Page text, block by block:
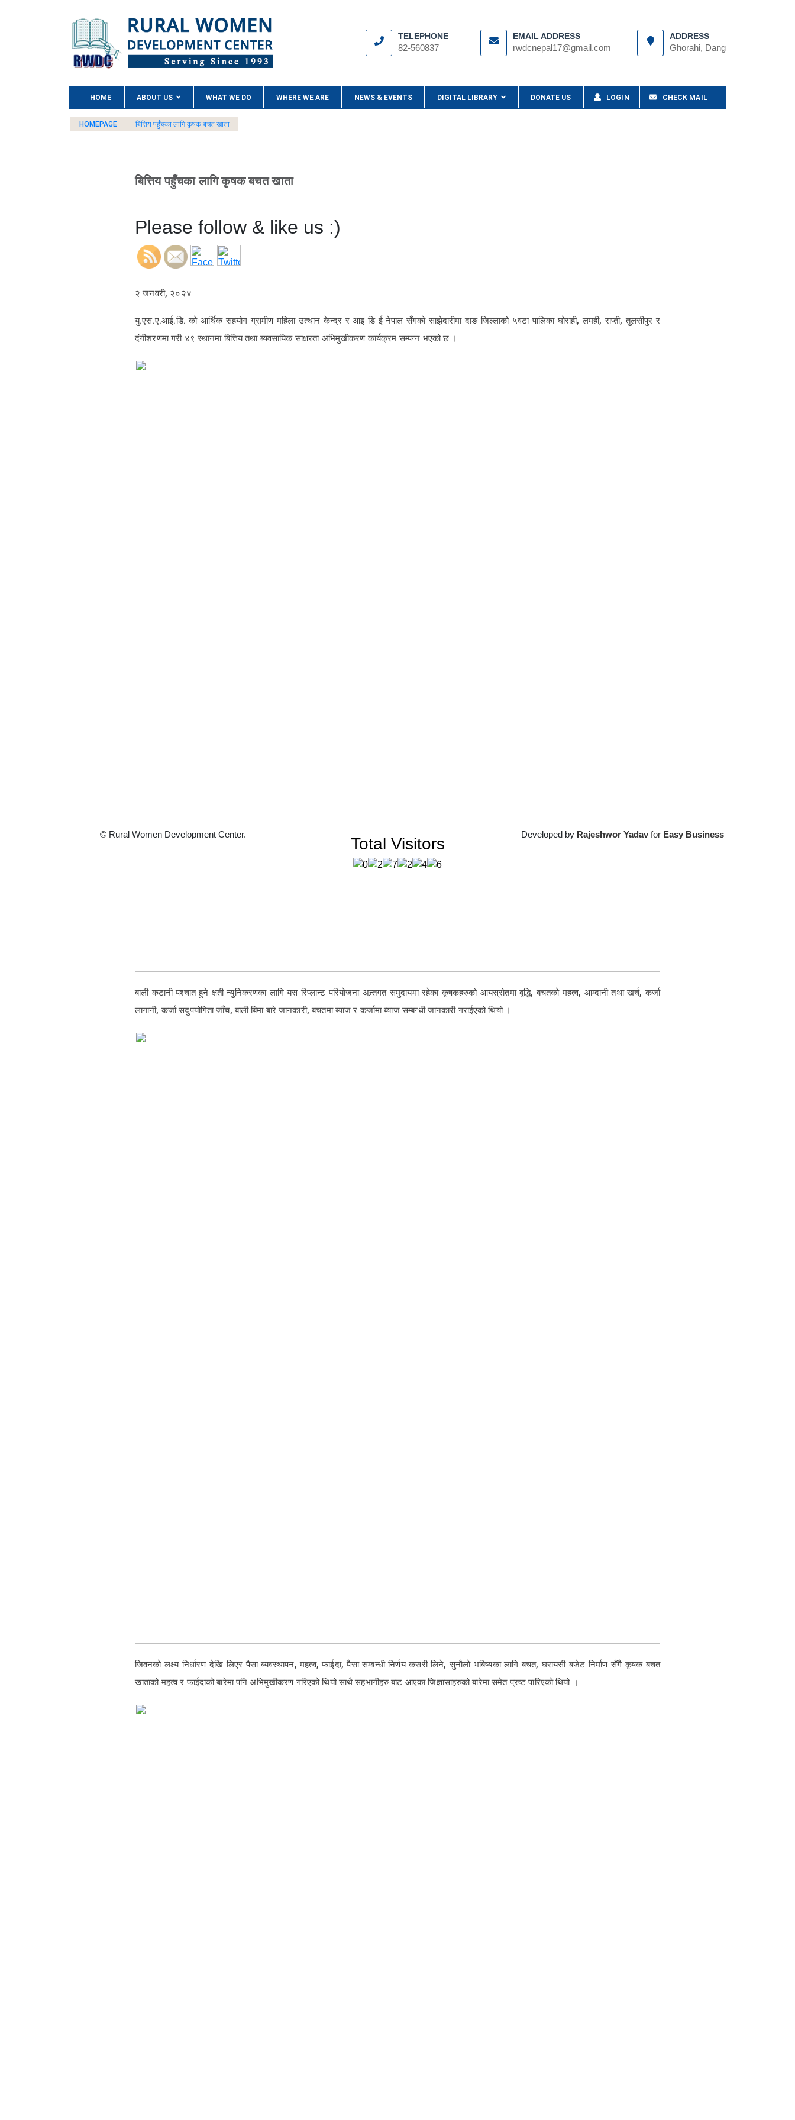
TELEPHONE
82-560837
EMAIL ADDRESS
rwdcnepal17@gmail.com
ADDRESS
Ghorahi, Dang
HOME(CURRENT)ABOUT US WHAT WE DO WHERE WE ARE NEWS & EVENTS DIGITAL LIBRARY DONATE US LOGIN CHECK MAIL
HOMEPAGE बित्तिय पहुँचका लागि कृषक बचत खाता
बित्तिय पहुँचका लागि कृषक बचत खाता
Please follow & like us :)
२ जनवरी, २०२४
यु.एस.ए.आई.डि. को आर्थिक सहयोग ग्रामीण महिला उत्थान केन्द्र र आइ डि ई नेपाल सँगको साझेदारीमा दाङ जिल्लाको ५वटा पालिका घोराही, लमही, राप्ती, तुलसीपुर र
दंगीशरणमा गरी ४९ स्थानमा बित्तिय तथा ब्यवसायिक साक्षरता अभिमुखीकरण कार्यक्रम सम्पन्न भएको छ ।
बाली कटानी पश्चात हुने क्षती न्युनिकरणका लागि यस रिप्लान्ट परियोजना अन्र्तगत समुदायमा रहेका कृषकहरुको आयस्रोतमा बृद्धि, बचतको महत्व, आम्दानी तथा खर्च, कर्जा
लागानी, कर्जा सदुपयोगिता जाँच, बाली बिमा बारे जानकारी, बचतमा ब्याज र कर्जामा ब्याज सम्बन्धी जानकारी गराईएको थियो ।
जिवनको लक्ष्य निर्धारण देखि लिएर पैसा ब्यवस्थापन, महत्व, फाईदा, पैसा सम्बन्धी निर्णय कसरी लिने, सुनौलो भबिष्यका लागि बचत, घरायसी बजेट निर्माण सँगै कृषक बचत
खाताको महत्व र फाईदाको बारेमा पनि अभिमुखीकरण गरिएको थियो साथै सहभागीहरु बाट आएका जिज्ञासाहरुको बारेमा समेत प्रष्ट पारिएको थियो ।
© Rural Women Development Center.
Total Visitors
Developed by Rajeshwor Yadavfor Easy Business